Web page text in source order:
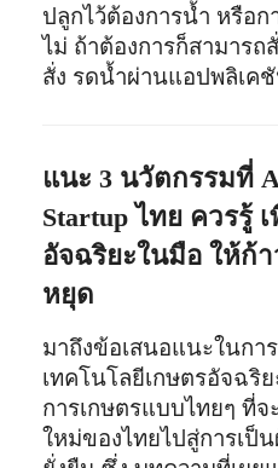
ปลูกไว้ต้องการน้ำ หรือก
ไม่ ถ้าต้องการก็สามาร
สั่ง รดน้ำผ่านแอปพลิเค
แนะ3 นวัตกรรมที่
Startupไทย ควรรู้
อัจฉริยะในมือ ให้ก้
หยุด
มาถึงข้อเสนอแนะในกา
เทคโนโลยีเกษตรอัจฉริ
การเกษตรแบบไทยๆ ที่จ
ใหม่ของไทยไปสู่การเป็